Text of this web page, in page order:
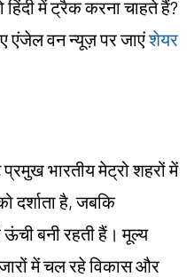
में ट्रैक करना चाहते हैं?
एंजेल वन न्यूज़ पर जाएंशेयर
भारतीय मेट्रो शहरों में
दर्शाता है, जबकि
बनी रहती हैं। मूल्य
में चल रहे विकास और